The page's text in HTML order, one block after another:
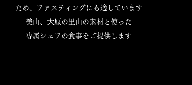
ため、ファスティングにも適しています
美山、大原の里山の素材と使った
専属シェフの食事をご提供します